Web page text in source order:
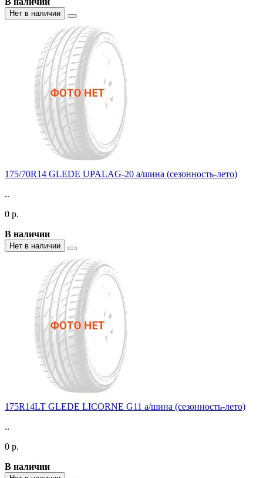
Нет в наличии
175/70R14 GLEDE UPALAG-20 а/шина (сезонность-лето)
..
0 р.
В наличии
Нет в наличии
175R14LT GLEDE LICORNE G11 а/шина (сезонность-лето)
..
0 р.
В наличии